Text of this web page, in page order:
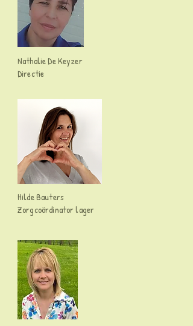
Hilde Bauters
Zorgcoördinator lager
Nathalie De Keyzer
Directie